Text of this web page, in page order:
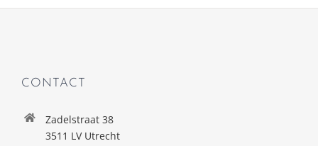
CONTACT
Zadelstraat 38
3511 LV Utrecht